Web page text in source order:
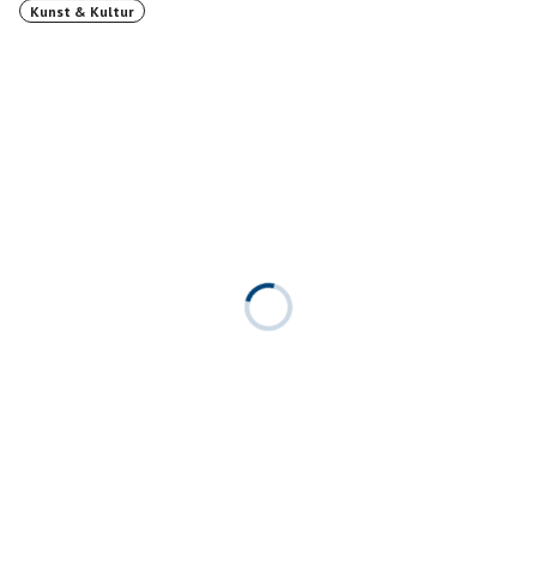
Kunst & Kultur